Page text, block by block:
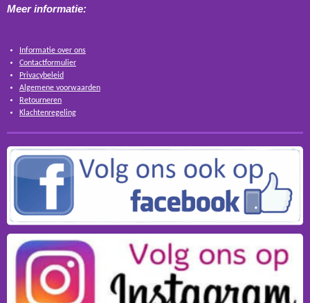
Meer informatie:
Informatie over ons
Contactformulier
Privacybeleid
Algemene voorwaarden
Retourneren
Klachtenregeling